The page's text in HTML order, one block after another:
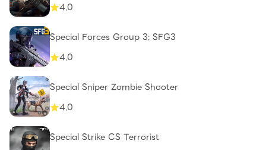
4.0
Special Forces Group 3: SFG3
4.0
Special Sniper Zombie Shooter
4.0
Special Strike CS Terrorist